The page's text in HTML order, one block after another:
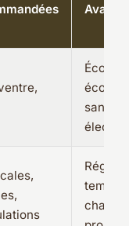
sans
chaleur